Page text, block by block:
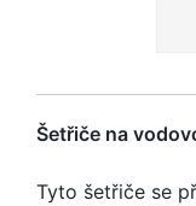
Šetřiče na
Tyto šetřiče se